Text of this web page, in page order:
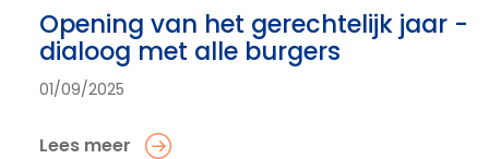
Opening van het gerechtelijk jaar -
dialoog met alle burgers
01/09/2025
Lees meer